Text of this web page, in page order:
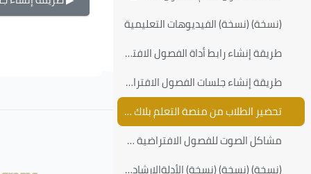
(نسخة) (نسخة) الفيديوهات التعليمية
طريقة إنشاء رابط أداة الفصول الافتراضية
طريقة إنشاء جلسات الفصول الافتراضية
تحضير الطلاب من منصة التعلم بلاك بورد للمنظومة الجامعية
مشاكل الصوت للفصول الافتراضية وكيفية حلها على متصفح جوجل كروم
(نسخة) (نسخة) (نسخة) الأدلةالارشادية
الكتل